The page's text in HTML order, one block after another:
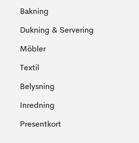
Bakning
Dukning & Servering
Möbler
Textil
Belysning
Inredning
Presentkort